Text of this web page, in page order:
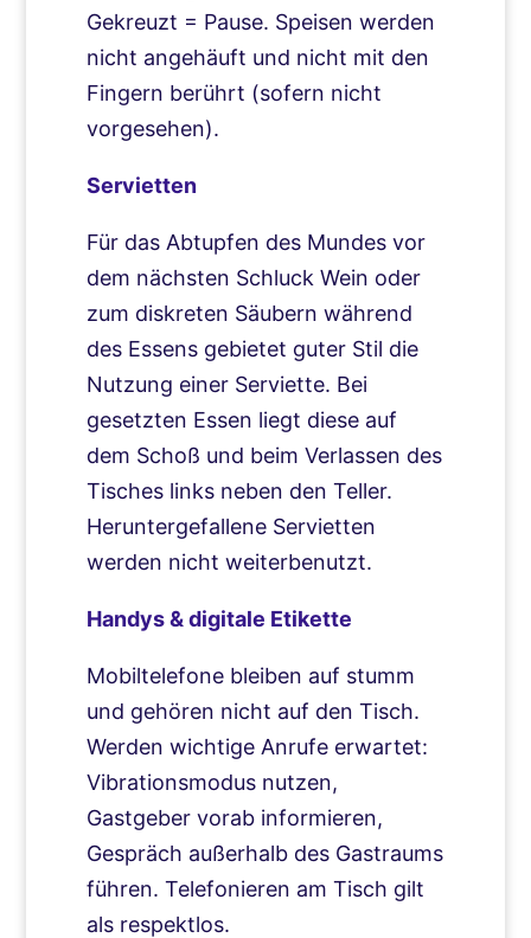
Gekreuzt = Pause. Speisen werden
nicht angehäuft und nicht mit den
Fingern berührt (sofern nicht
vorgesehen).
Servietten
Für das Abtupfen des Mundes vor
dem nächsten Schluck Wein oder
zum diskreten Säubern während
des Essens gebietet guter Stil die
Nutzung einer Serviette. Bei
gesetzten Essen liegt diese auf
dem Schoß und beim Verlassen des
Tisches links neben den Teller.
Heruntergefallene Servietten
werden nicht weiterbenutzt.
Handys & digitale Etikette
Mobiltelefone bleiben auf stumm
und gehören nicht auf den Tisch.
Werden wichtige Anrufe erwartet:
Vibrationsmodus nutzen,
Gastgeber vorab informieren,
Gespräch außerhalb des Gastraums
führen. Telefonieren am Tisch gilt
als respektlos.